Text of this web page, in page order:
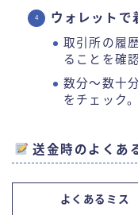
ウォレットで
取引所の履
ることを確認
数分～数十
をチェック。
送金時のよくあ
よくあるミス